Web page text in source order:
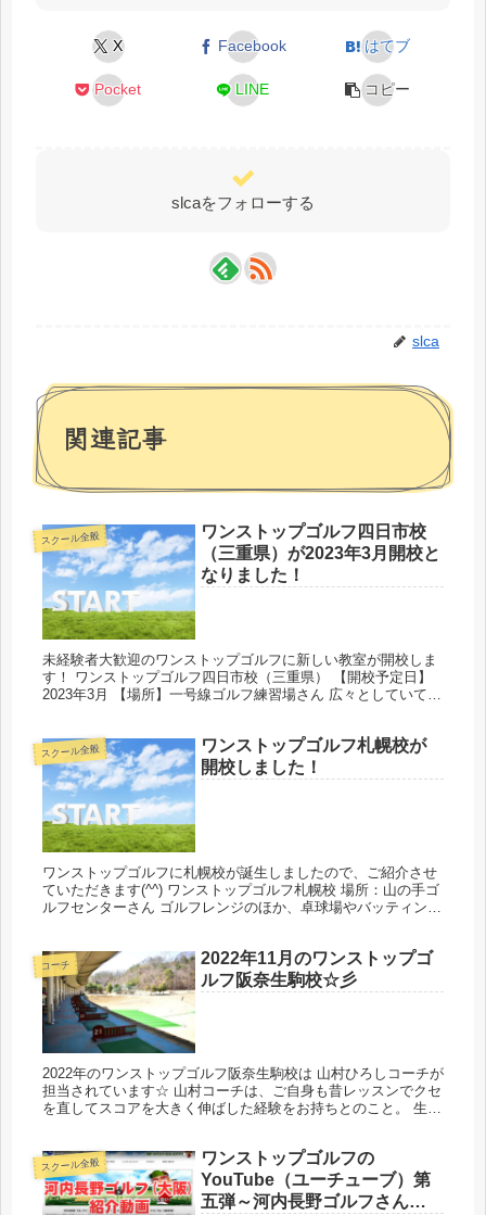
X Facebook はてブ
Pocket LINE コピー
slcaをフォローする
slca
関連記事
スクール全般
ワンストップゴルフ四日市校
（三重県）が2023年3月開校と
なりました！
未経験者大歓迎のワンストップゴルフに新しい教室が開校しま
す！ ワンストップゴルフ四日市校（三重県） 【開校予定日】
2023年3月 【場所】一号線ゴルフ練習場さん 広々としていて、
スクール全般
ワンストップゴルフ札幌校が
開校しました！
ワンストップゴルフに札幌校が誕生しましたので、ご紹介させ
ていただきます(^^) ワンストップゴルフ札幌校 場所：山の手ゴ
ルフセンターさん ゴルフレンジのほか、卓球場やバッティング
コーチ
2022年11月のワンストップゴ
ルフ阪奈生駒校☆彡
2022年のワンストップゴルフ阪奈生駒校は 山村ひろしコーチが
担当されています☆ 山村コーチは、ご自身も昔レッスンでクセ
を直してスコアを大きく伸ばした経験をお持ちとのこと。 生徒
スクール全般
ワンストップゴルフの
YouTube（ユーチューブ）第
五弾～河内長野ゴルフさんさ